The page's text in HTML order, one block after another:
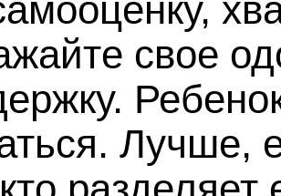
свое
Лучше,